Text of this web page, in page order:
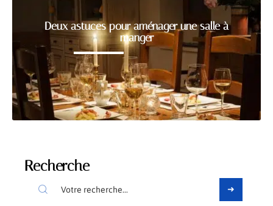
Deux astuces pour aménager une salle à
manger
Recherche